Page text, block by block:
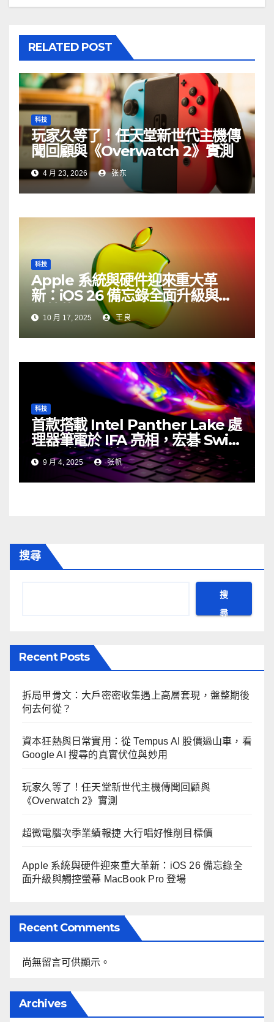
RELATED POST
科技
玩家久等了！任天堂新世代主機傳
聞回顧與《Overwatch 2》實測
4 月 23, 2026 张东
科技
Apple 系統與硬件迎來重大革
新：iOS 26 備忘錄全面升級與觸
控螢幕 MacBook Pro 登場
10 月 17, 2025 王良
科技
首款搭載 Intel Panther Lake 處
理器筆電於 IFA 亮相，宏碁 Swift
16 AI 拔得頭籌
9 月 4, 2025 张帆
搜尋
搜
尋
Recent Posts
拆局甲骨文：大戶密密收集遇上高層套現，盤整期後
何去何從？
資本狂熱與日常實用：從 Tempus AI 股價過山車，看
Google AI 搜尋的真實伏位與妙用
玩家久等了！任天堂新世代主機傳聞回顧與
《Overwatch 2》實測
超微電腦次季業績報捷 大行唱好惟削目標價
Apple 系統與硬件迎來重大革新：iOS 26 備忘錄全
面升級與觸控螢幕 MacBook Pro 登場
Recent Comments
尚無留言可供顯示。
Archives